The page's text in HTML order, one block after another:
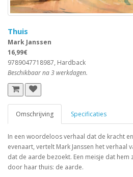
Thuis
Mark Janssen
16,99€
9789047718987, Hardback
Beschikbaar na 3 werkdagen.
Omschrijving Specificaties
In een woordeloos verhaal dat de kracht
evenaart, vertelt Mark Janssen het verhaal
dat de aarde bezoekt. Een meisje dat
door haar thuis: de aarde.